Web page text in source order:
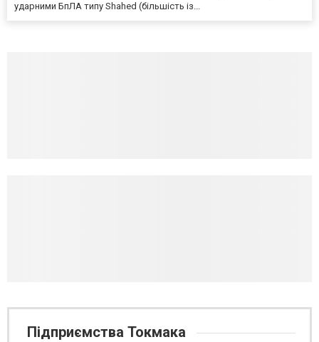
ударними БпЛА типу Shahed (більшість із...
Підприємства Токмака